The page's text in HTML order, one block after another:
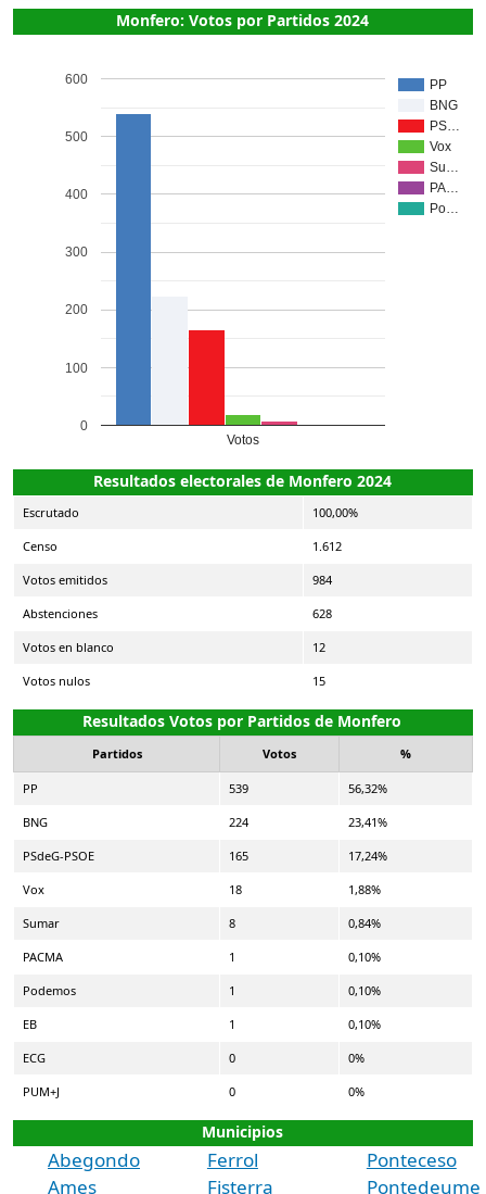
Monfero: Votos por Partidos 2024
PP
BNG
PS…
Vox
Su…
PA…
Po…
Votos
0
100
200
300
400
500
600
Resultados electorales de Monfero 2024
Escrutado 100,00%
Censo 1.612
Votos emitidos 984
Abstenciones 628
Votos en blanco 12
Votos nulos 15
Resultados Votos por Partidos de Monfero
Partidos Votos %
PP 539 56,32%
BNG 224 23,41%
PSdeG-PSOE 165 17,24%
Vox 18 1,88%
Sumar 8 0,84%
PACMA 1 0,10%
Podemos 1 0,10%
EB 1 0,10%
ECG 0 0%
PUM+J 0 0%
Municipios
Abegondo
Ames
Ferrol
Fisterra
Ponteceso
Pontedeume